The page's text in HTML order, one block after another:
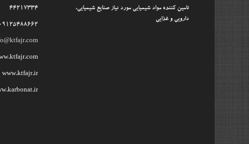
تامین کننده مواد شیمیایی مورد نیاز صنایع شیمیایی،
دارویی و غذایی
44217334
09125488662
www.ktfajr.ir